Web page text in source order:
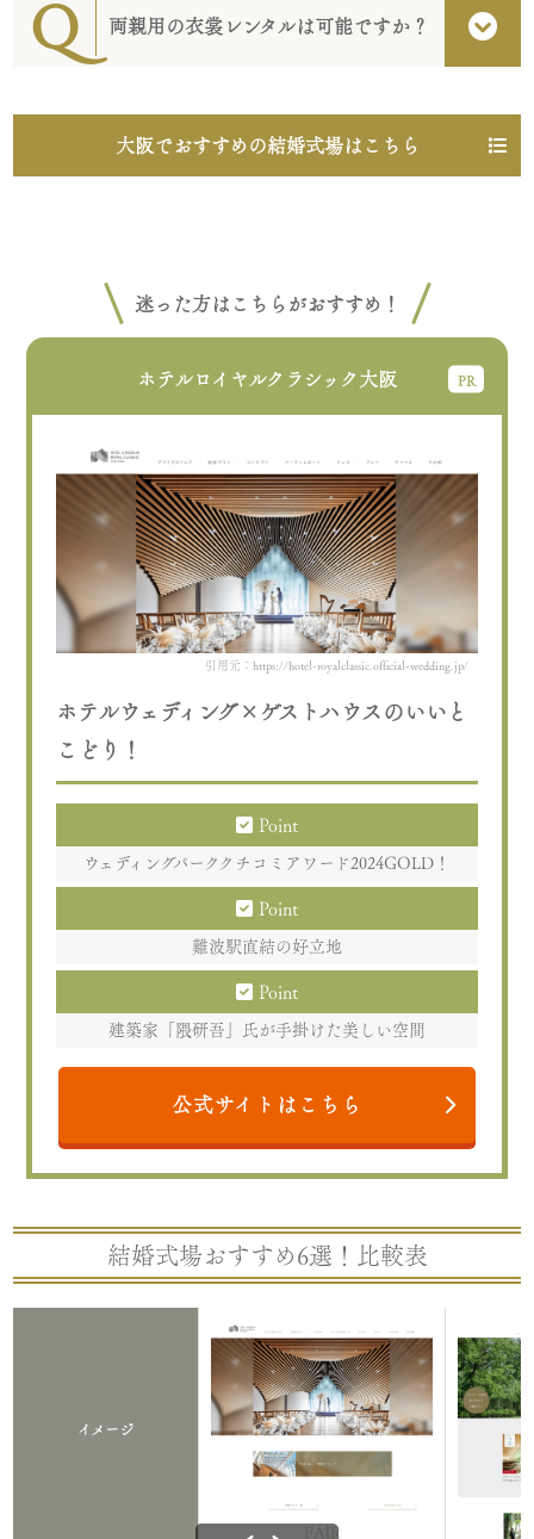
両親用の衣裳レンタルは可能ですか？
大阪でおすすめの結婚式場はこちら
迷った方はこちらがおすすめ！
ホテルロイヤルクラシック大阪
引用元：https://hotel-royalclassic.official-wedding.jp/
ホテルウェディング×ゲストハウスのいいと
こどり！
Point
ウェディングパーククチコミアワード2024GOLD！
Point
難波駅直結の好立地
Point
建築家「隈研吾」氏が手掛けた美しい空間
公式サイトはこちら
結婚式場おすすめ6選！比較表
イメージ